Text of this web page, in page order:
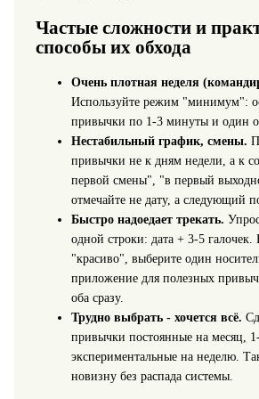
Частые сложности и
способы их обхода
Очень плотная неделя
Используйте режим "минимум":
привычки по 1-3 минуты и один
Нестабильный график, смены.
привычки не к дням недели, а к
первой смены", "в первый
отмечайте не дату, а следующий
Быстро надоедает трекать.
одной строки: дата + 3-5 галочек.
"красиво", выберите один
приложение для полезных
оба сразу.
Трудно выбрать - хочется всё.
привычки постоянные на месяц,
экспериментальные на неделю.
новизну без распада системы.